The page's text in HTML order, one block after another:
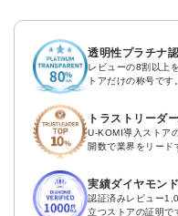
透明性プラチナ
レビューの8割以上
トアだけの称号です。
トラストリーダ
U-KOMI導入ストア
開数で業界をリード
実績ダイヤモン
認証済みレビュー
立つストアの証明で